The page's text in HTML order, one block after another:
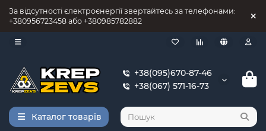
За відсутності єлектроєнергії звертайтесь за телефонами:
+380956723458 або +380985782882
+38(095)670-87-46
+38(067) 571-16-73
Каталог товарів